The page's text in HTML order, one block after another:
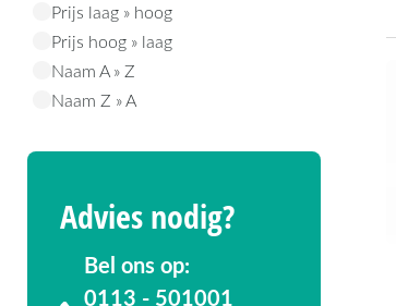
Prijs laag » hoog
Prijs hoog » laag
Naam A » Z
Naam Z » A
Advies nodig?
Bel ons op:
0113 - 501001